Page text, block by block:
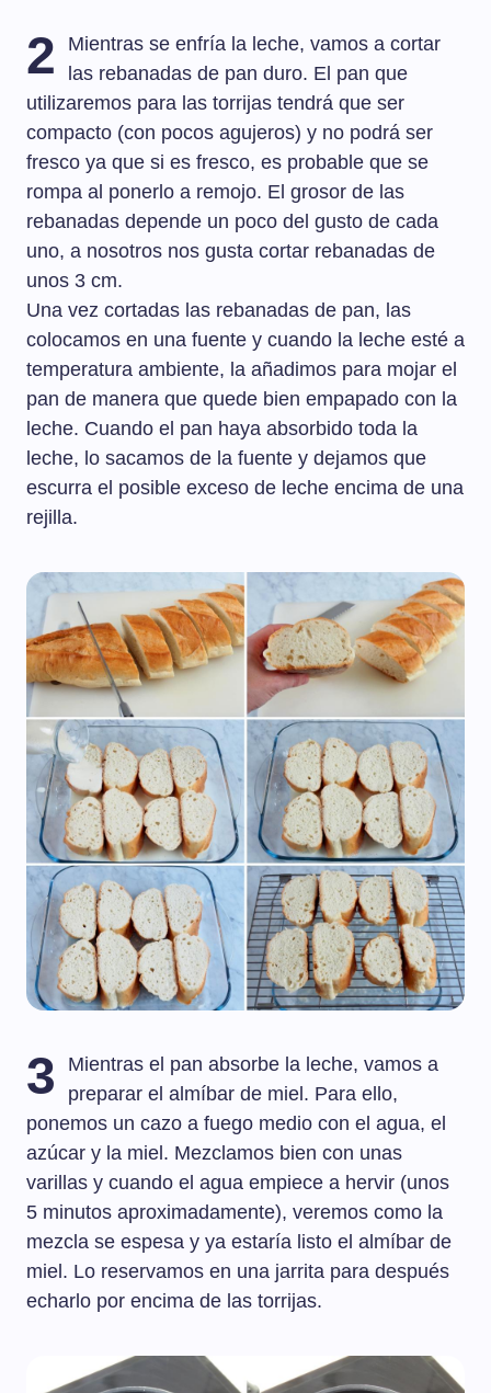
2
Mientras se enfría la leche, vamos a cortar
las rebanadas de pan duro. El pan que
utilizaremos para las torrijas tendrá que ser
compacto (con pocos agujeros) y no podrá ser
fresco ya que si es fresco, es probable que se
rompa al ponerlo a remojo. El grosor de las
rebanadas depende un poco del gusto de cada
uno, a nosotros nos gusta cortar rebanadas de
unos 3 cm.
Una vez cortadas las rebanadas de pan, las
colocamos en una fuente y cuando la leche esté a
temperatura ambiente, la añadimos para mojar el
pan de manera que quede bien empapado con la
leche. Cuando el pan haya absorbido toda la
leche, lo sacamos de la fuente y dejamos que
escurra el posible exceso de leche encima de una
rejilla.
3
Mientras el pan absorbe la leche, vamos a
preparar el almíbar de miel. Para ello,
ponemos un cazo a fuego medio con el agua, el
azúcar y la miel. Mezclamos bien con unas
varillas y cuando el agua empiece a hervir (unos
5 minutos aproximadamente), veremos como la
mezcla se espesa y ya estaría listo el almíbar de
miel. Lo reservamos en una jarrita para después
echarlo por encima de las torrijas.